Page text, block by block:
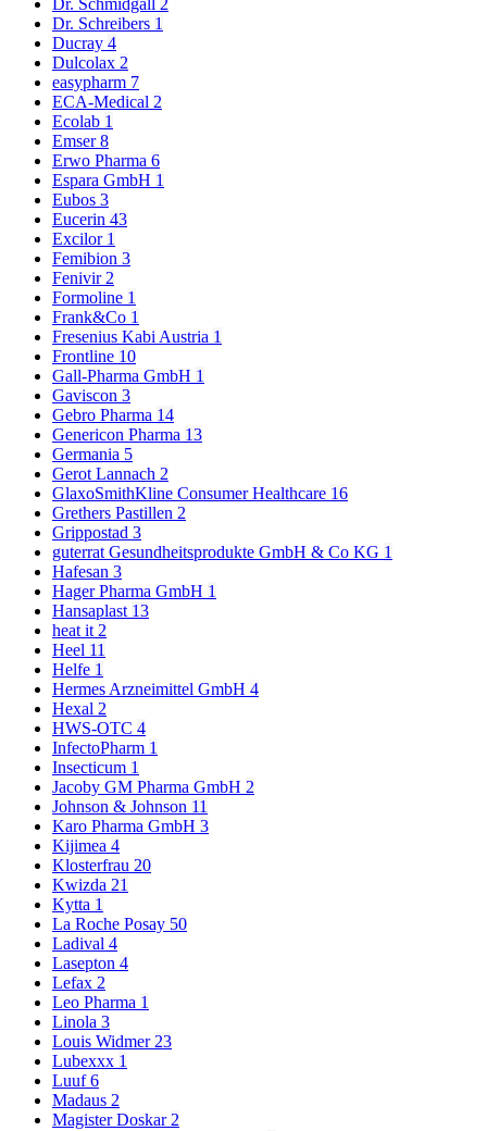
Dr. Schmidgall 2
Dr. Schreibers 1
Ducray 4
Dulcolax 2
easypharm 7
ECA-Medical 2
Ecolab 1
Emser8
Erwo Pharma 6
Espara GmbH 1
Eubos 3
Eucerin 43
Excilor 1
Femibion 3
Fenivir 2
Formoline 1
Frank&Co 1
Fresenius Kabi Austria 1
Frontline 10
Gall-Pharma GmbH 1
Gaviscon 3
Gebro Pharma 14
Genericon Pharma 13
Germania 5
Gerot Lannach 2
GlaxoSmithKline Consumer Healthcare 16
Grethers Pastillen 2
Grippostad 3
guterrat Gesundheitsprodukte GmbH & Co KG 1
Hafesan 3
Hager Pharma GmbH 1
Hansaplast 13
heat it 2
Heel 11
Helfe 1
Hermes Arzneimittel GmbH 4
Hexal 2
HWS-OTC 4
InfectoPharm 1
Insecticum 1
Jacoby GM Pharma GmbH 2
Johnson & Johnson 11
Karo Pharma GmbH 3
Kijimea 4
Klosterfrau 20
Kwizda 21
Kytta 1
La Roche Posay 50
Ladival 4
Lasepton 4
Lefax 2
Leo Pharma 1
Linola 3
Louis Widmer 23
Lubexxx 1
Luuf6
Madaus 2
Magister Doskar 2